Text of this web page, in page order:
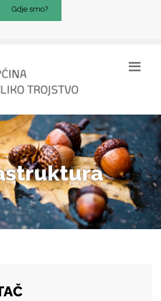
Gdje smo?